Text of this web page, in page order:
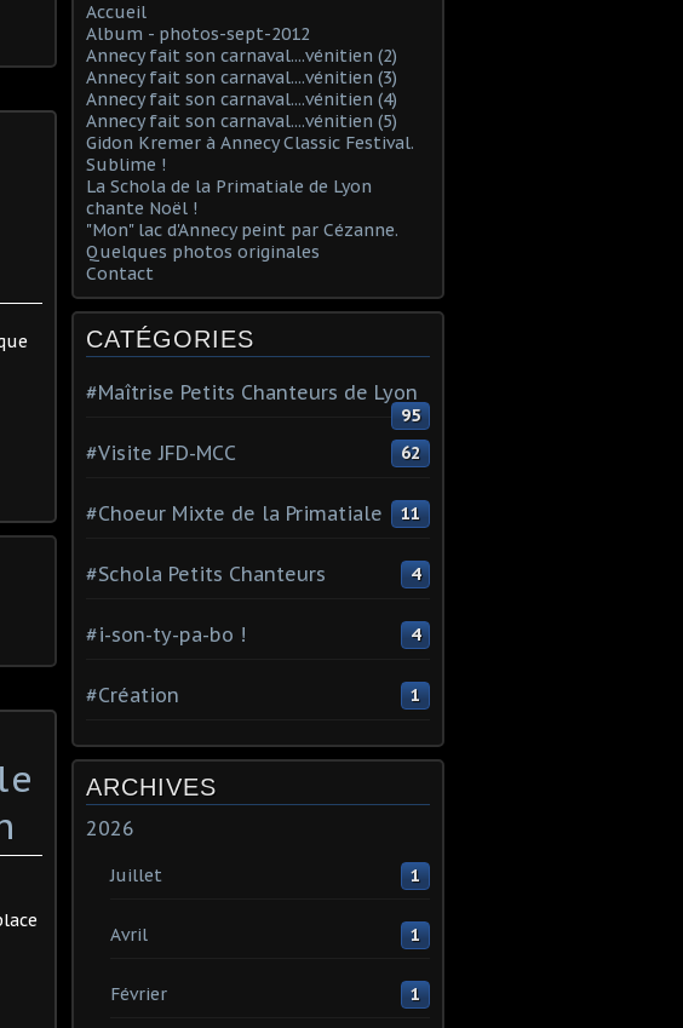
Accueil
Album - photos-sept-2012
Annecy fait son carnaval....vénitien (2)
Annecy fait son carnaval....vénitien (3)
Annecy fait son carnaval....vénitien (4)
Annecy fait son carnaval....vénitien (5)
Gidon Kremer à Annecy Classic Festival.
Sublime !
La Schola de la Primatiale de Lyon
chante Noël !
"Mon" lac d'Annecy peint par Cézanne.
Quelques photos originales
Contact
CATÉGORIES
#Maîtrise Petits Chanteurs de Lyon
95
#Visite JFD-MCC 62
#Choeur Mixte de la Primatiale 11
#Schola Petits Chanteurs 4
#i-son-ty-pa-bo ! 4
#Création 1
ARCHIVES
2026
Juillet 1
Avril 1
Février 1